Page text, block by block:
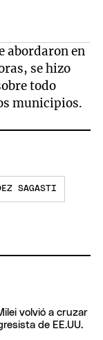
abordaron en
se hizo
todo
municipios.
SAGASTI
volvió a cruzar
de EE.UU.